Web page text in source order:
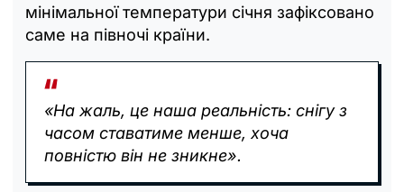
мінімальної температури січня зафіксовано
саме на півночі країни.
«На жаль, це наша реальність: снігу з
часом ставатиме менше, хоча
повністю він не зникне».